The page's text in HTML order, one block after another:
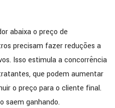
abaixa o preço de
precisam fazer reduções a
Isso estimula a concorrência
que podem aumentar
o preço para o cliente final.
saem ganhando.